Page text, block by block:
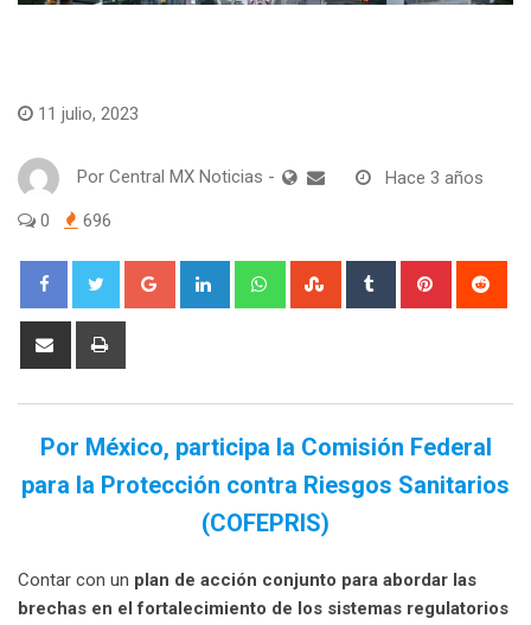
11 julio, 2023
Por Central MX Noticias - Hace 3 años
0 696
Google+ LinkedIn WhatsappStumbleUpon
Tumblr Pinterest
Share
Por México, participa la Comisión Federal
para la Protección contra Riesgos Sanitarios
(COFEPRIS)
Contar con un plan de acción conjunto para abordar las
brechas en el fortalecimiento de los sistemas regulatorios